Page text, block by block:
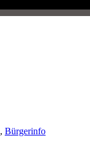
, Bürgerinfo